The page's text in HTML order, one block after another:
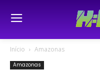
Início Amazonas
Amazonas